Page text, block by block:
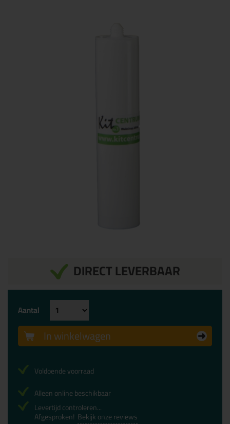
DIRECT LEVERBAAR
Aantal
In winkelwagen
Voldoende voorraad
Alleen online beschikbaar
Levertijd controleren...
Afgesproken! Bekijk onze reviews